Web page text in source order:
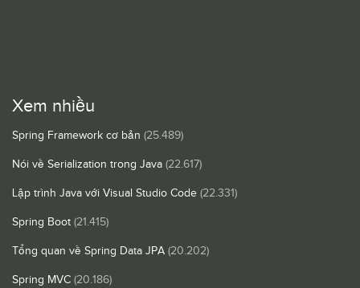
Xem nhiều
Spring Framework cơ bản (25.489)
Nói về Serialization trong Java (22.617)
Lập trình Java với Visual Studio Code (22.331)
Spring Boot (21.415)
Tổng quan về Spring Data JPA (20.202)
Spring MVC (20.186)